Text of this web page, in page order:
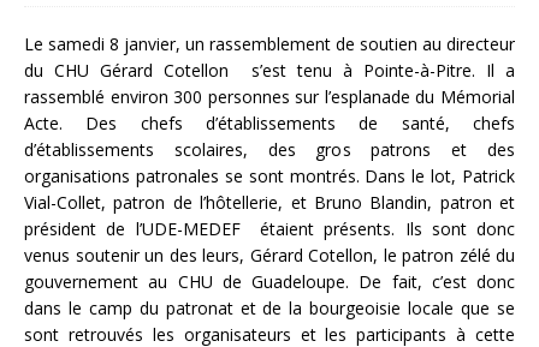
Le samedi 8 janvier, un rassemblement de soutien au directeur
du CHU Gérard Cotellon s’est tenu à Pointe-à-Pitre. Il a
rassemblé environ 300 personnes sur l’esplanade du Mémorial
Acte. Des chefs d’établissements de santé, chefs
d’établissements scolaires, des gros patrons et des
organisations patronales se sont montrés. Dans le lot, Patrick
Vial-Collet, patron de l’hôtellerie, et Bruno Blandin, patron et
président de l’UDE-MEDEF étaient présents. Ils sont donc
venus soutenir un des leurs, Gérard Cotellon, le patron zélé du
gouvernement au CHU de Guadeloupe. De fait, c’est donc
dans le camp du patronat et de la bourgeoisie locale que se
sont retrouvés les organisateurs et les participants à cette